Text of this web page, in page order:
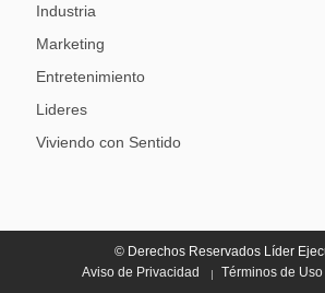
Industria
Marketing
Entretenimiento
Lideres
Viviendo con Sentido
© Derechos Reservados Líder
Aviso de Privacidad
Términos de Uso